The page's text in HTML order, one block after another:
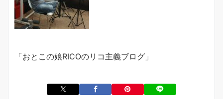
「おとこの娘RICOのリコ主義ブログ」